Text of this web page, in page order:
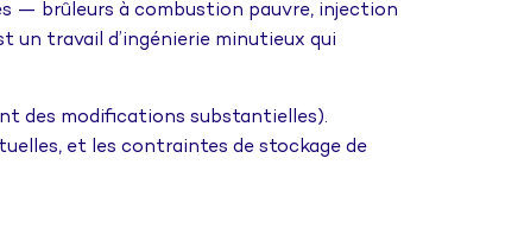
— brûleurs à combustion pauvre, injection
travail d’ingénierie minutieux qui
des modifications substantielles).
et les contraintes de stockage de